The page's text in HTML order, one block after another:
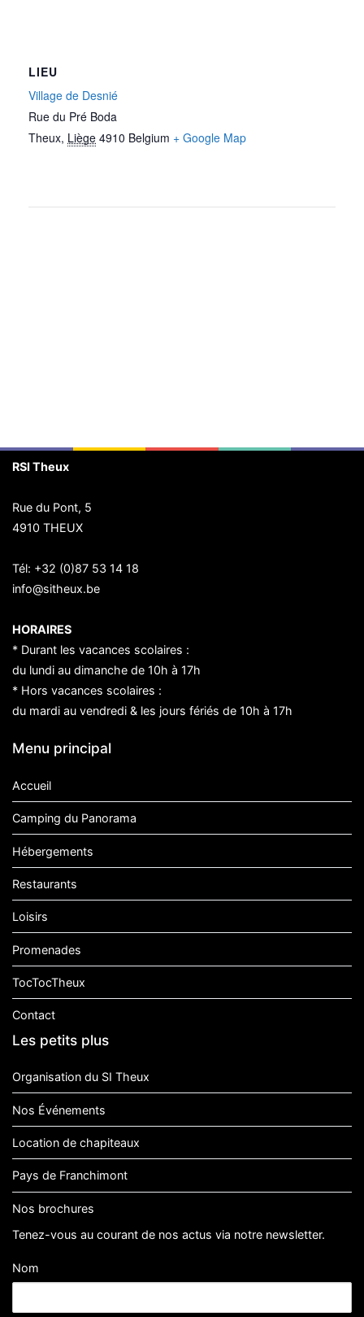
LIEU
Village de Desnié
Rue du Pré Boda
Theux, Liège 4910 Belgium + Google Map
RSI Theux
Rue du Pont, 5
4910 THEUX
Tél: +32 (0)87 53 14 18
info@sitheux.be
HORAIRES
* Durant les vacances scolaires :
du lundi au dimanche de 10h à 17h
* Hors vacances scolaires :
du mardi au vendredi & les jours fériés de 10h à 17h
Menu principal
Accueil
Camping du Panorama
Hébergements
Restaurants
Loisirs
Promenades
TocTocTheux
Contact
Les petits plus
Organisation du SI Theux
Nos Événements
Location de chapiteaux
Pays de Franchimont
Nos brochures
Tenez-vous au courant de nos actus via notre newsletter.
Nom